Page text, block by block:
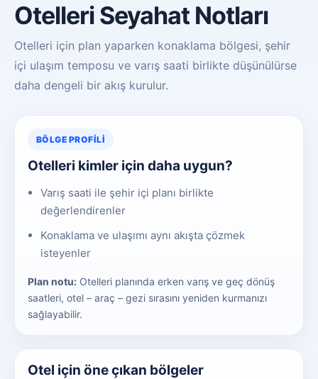
Otelleri Seyahat Notları
Otelleri için plan yaparken konaklama bölgesi, şehir
içi ulaşım temposu ve varış saati birlikte düşünülürse
daha dengeli bir akış kurulur.
BÖLGE PROFILI
Otelleri kimler için daha uygun?
Varış saati ile şehir içi planı birlikte
değerlendirenler
Konaklama ve ulaşımı aynı akışta çözmek
isteyenler
Plan notu: Otelleri planında erken varış ve geç dönüş
saatleri, otel – araç – gezi sırasını yeniden kurmanızı
sağlayabilir.
Otel için öne çıkan bölgeler